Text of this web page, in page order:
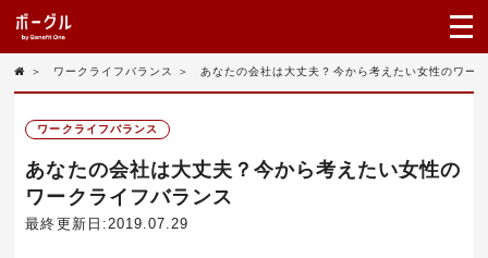
＞ ワークライフバランス ＞ あなたの会社は大丈夫？今から考えたい女性のワー
ワークライフバランス
あなたの会社は大丈夫？今から考えたい女性の
ワークライフバランス
最終更新日:2019.07.29